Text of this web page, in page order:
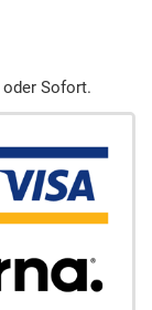
oder Sofort.